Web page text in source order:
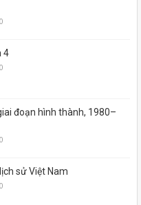
0
4
0
đoạn hình thành, 1980–
0
sử Việt Nam
0